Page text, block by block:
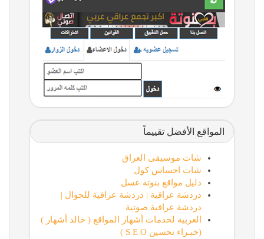
المواقع الأفضل تقييماً
شات موسيقى العراق
شات احساس كول
دليل مواقع بنوتة عسل
دردشة عراقية | دردشة عراقية للجوال |
دردشة عراقية صوتية
العربية لخدمات أشهار المواقع ( خالد أشهار )
(خبـراء تحسين S E O )